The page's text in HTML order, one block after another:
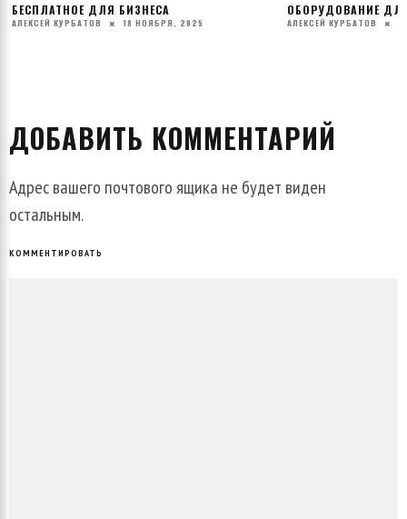
БЕСПЛАТНОЕ ДЛЯ БИЗНЕСА
АЛЕКСЕЙ КУРБАТОВ 18 НОЯБРЯ, 2025
ОБОРУДОВАНИЕ
АЛЕКСЕЙ КУРБАТОВ
ДОБАВИТЬ КОММЕНТАРИЙ
Адрес вашего почтового ящика не будет виден
остальным.
КОММЕНТИРОВАТЬ